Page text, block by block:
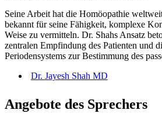
Seine Arbeit hat die Homöopathie
bekannt für seine Fähigkeit, komplexe
Weise zu vermitteln. Dr. Shahs Ansatz
zentralen Empfindung des Patienten und
Periodensystems zur Bestimmung des
Dr. Jayesh Shah MD
Angebote des Sprechers